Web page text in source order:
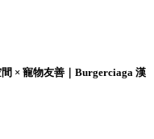
× 寵物友善｜Burgerciaga 漢